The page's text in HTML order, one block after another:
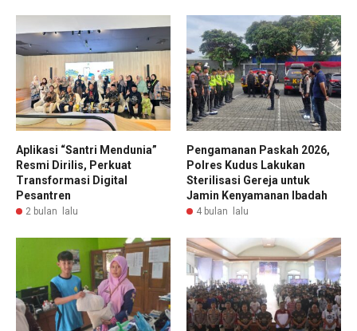
Aplikasi “Santri Mendunia”
Resmi Dirilis, Perkuat
Transformasi Digital
Pesantren
2 bulan lalu
Pengamanan Paskah 2026,
Polres Kudus Lakukan
Sterilisasi Gereja untuk
Jamin Kenyamanan Ibadah
4 bulan lalu